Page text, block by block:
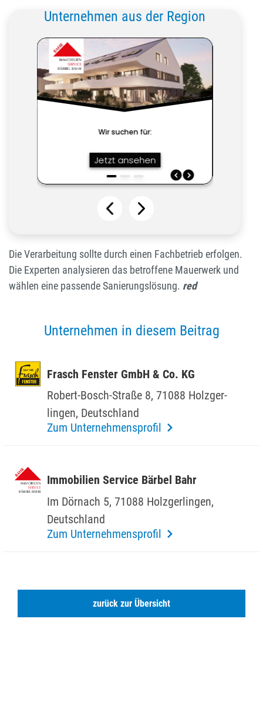
Unternehmen aus der Region
Die Verarbeitung sollte durch einen Fachbetrieb erfolgen.
Die Experten analysieren das betroffene Mauerwerk und
wählen eine passende Sanierungslösung. red
Unternehmen in diesem Beitrag
Frasch Fenster GmbH & Co. KG
Robert-Bosch-Straße 8, 71088 Holz­ger­
lingen, Deutsch­land
Zum Unternehmensprofil
Immo­bi­lien Service Bärbel Bahr
Im Dörnach 5, 71088 Holz­ger­lingen,
Deutsch­land
Zum Unternehmensprofil
zurück zur Übersicht